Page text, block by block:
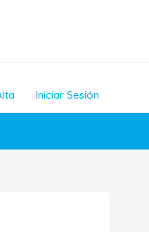
Iniciar Sesión